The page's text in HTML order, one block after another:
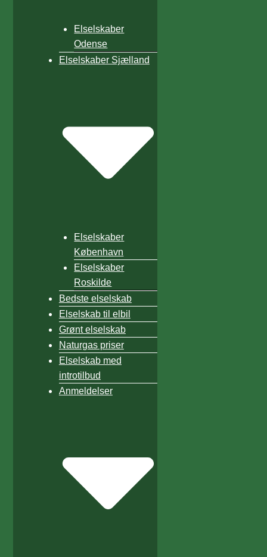
Elselskaber
Odense
Elselskaber Sjælland
Elselskaber
København
Elselskaber
Roskilde
Bedste elselskab
Elselskab til elbil
Grønt elselskab
Naturgas priser
Elselskab med
introtilbud
Anmeldelser